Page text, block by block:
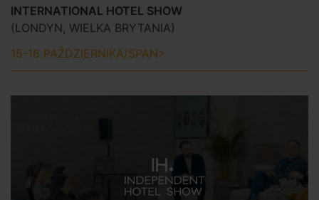
INTERNATIONAL HOTEL SHOW
(LONDYN, WIELKA BRYTANIA)
15-16 PAŹDZIERNIKA/SPAN>